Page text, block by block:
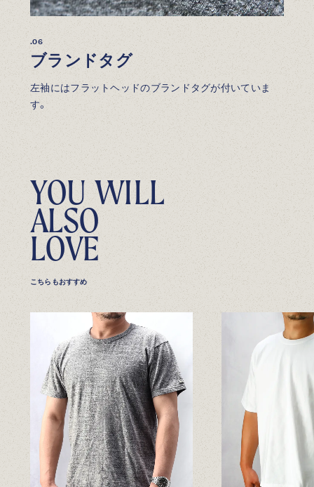
.06
ブランドタグ
左袖にはフラットヘッドのブランドタグが付いていま
す。
YOU WILL
ALSO
LOVE
こちらもおすすめ